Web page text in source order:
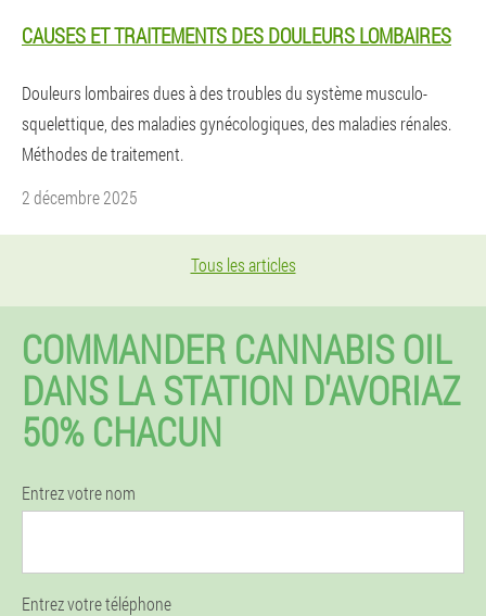
CAUSES ET TRAITEMENTS DES DOULEURS LOMBAIRES
Douleurs lombaires dues à des troubles du système musculo-
squelettique, des maladies gynécologiques, des maladies rénales.
Méthodes de traitement.
2 décembre 2025
Tous les articles
COMMANDER CANNABIS OIL
DANS LA STATION D'AVORIAZ
50% CHACUN
Entrez votre nom
Entrez votre téléphone